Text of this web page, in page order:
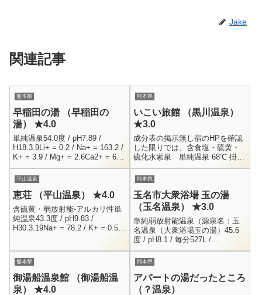
Jake
関連記事
熊本県
早稲田の湯 （早稲田の
湯） ★4.0
単純温泉54.0度 / pH7.89 /
H18.3.9Li+ = 0.2 / Na+ = 163.2 /
K+ = 3.9 / Mg+ = 2.6Ca2+ = 6.5
/ Fe+...
熊本県
いこい旅館 （黒川温泉）
★3.0
成分表の掲示無し宿のHPを確認
した限りでは、含食塩・硫黄・
硫化水素泉 単純温泉 68℃ 掛け
流しだそうです。熊本県阿蘇郡
南小国町大字満願寺0967-44-
0552男女別内湯 ・ 露...
平山温泉
恵荘 （平山温泉） ★4.0
含硫黄・弱放射能-アルカリ性単
純温泉43.3度 / pH9.83 /
H30.3.19Na+ = 78.2 / K+ = 0.5 /
熊本県
玉名市大衆浴場 玉の湯
（玉名温泉） ★3.0
単純弱放射能温泉（源泉名：玉
名温泉（大衆浴場玉の湯）45.6
度 / pH8.1 / 毎分527L /
H30.12.11Li+ = 0.2 / Na+ =
127.1 / K+ =...
熊本県
御湯船温泉館 （御湯船温
泉） ★4.0
熊本県
アパートの湯だったところ
（？温泉）